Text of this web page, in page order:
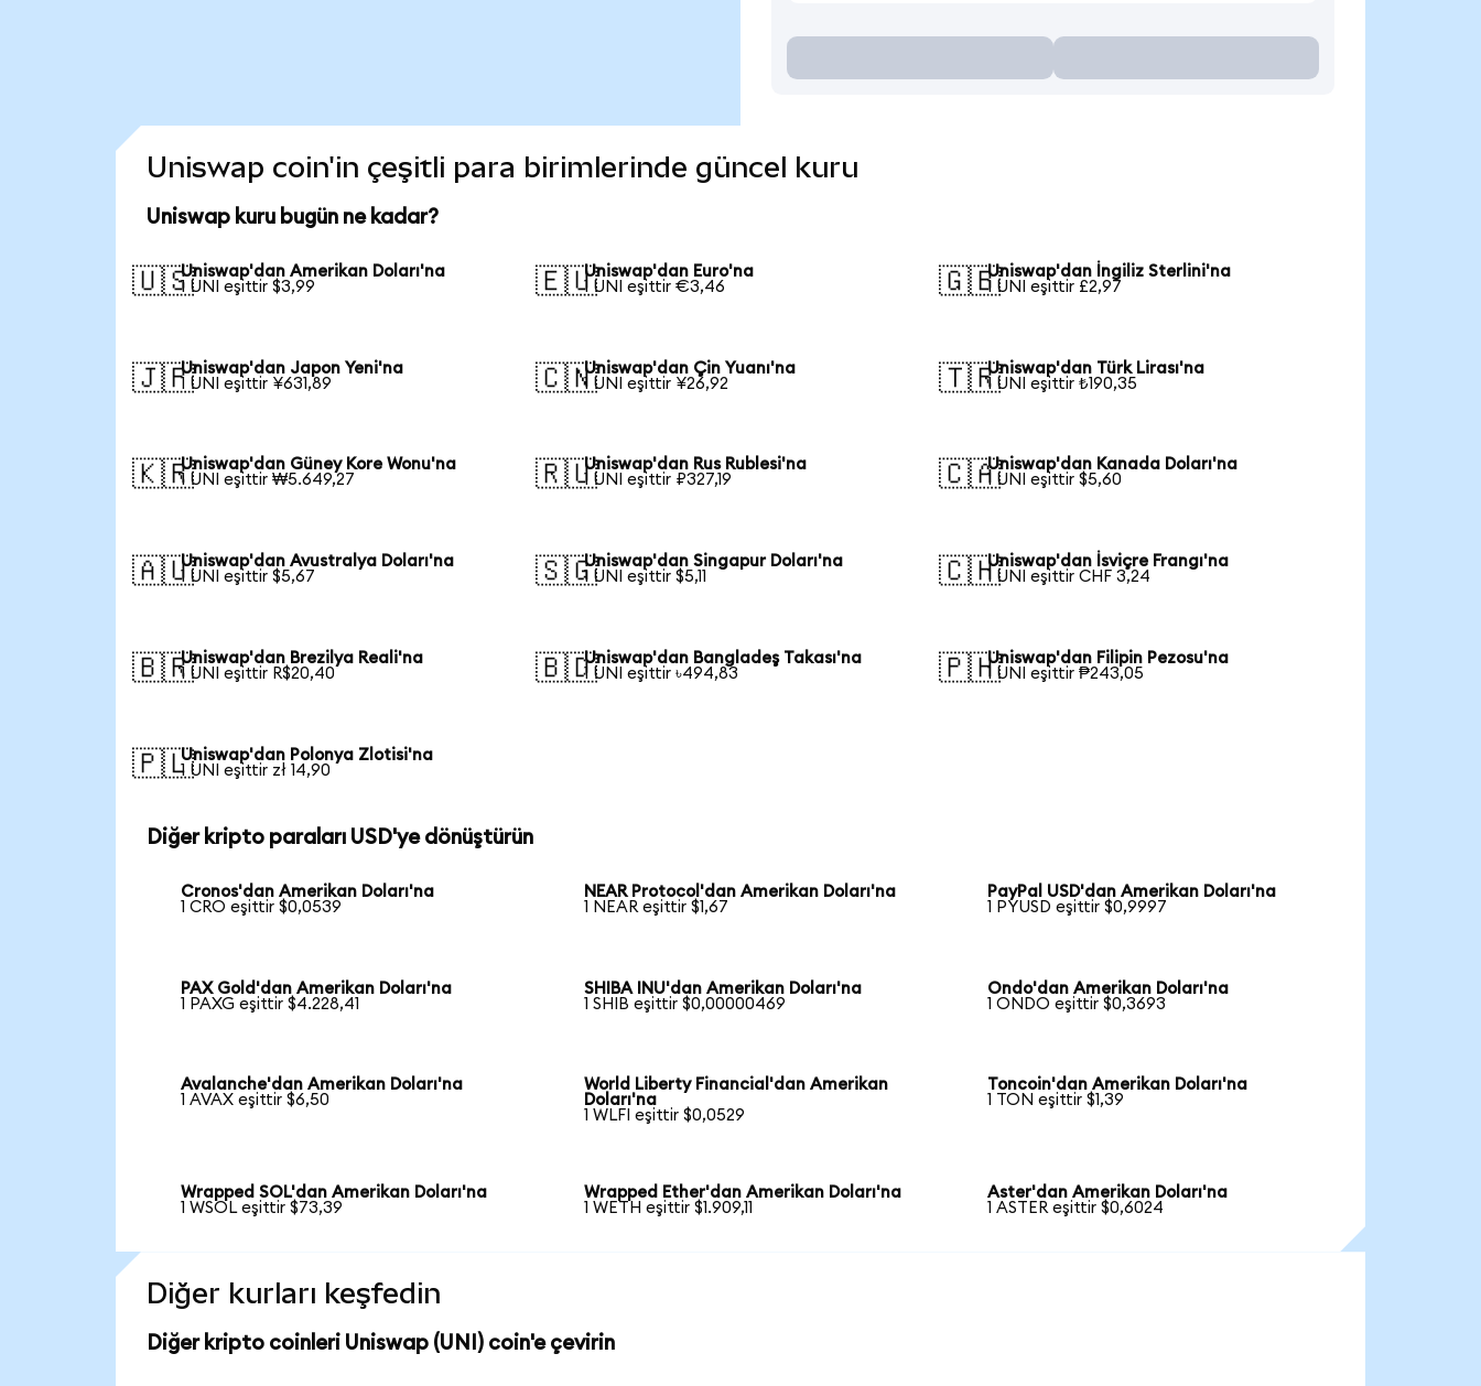
Uniswap coin'in çeşitli para birimlerinde güncel kuru
Uniswap kuru bugün ne kadar?
🇺🇸Uniswap'dan Amerikan Doları'na
1 UNI eşittir $3,99
🇪🇺Uniswap'dan Euro'na
1 UNI eşittir €3,46
🇬🇧Uniswap'dan İngiliz Sterlini'na
1 UNI eşittir £2,97
🇯🇵Uniswap'dan Japon Yeni'na
1 UNI eşittir ¥631,89
🇨🇳Uniswap'dan Çin Yuanı'na
1 UNI eşittir ¥26,92
🇹🇷Uniswap'dan Türk Lirası'na
1 UNI eşittir ₺190,35
🇰🇷Uniswap'dan Güney Kore Wonu'na
1 UNI eşittir ₩5.649,27
🇷🇺Uniswap'dan Rus Rublesi'na
1 UNI eşittir ₽327,19
🇨🇦Uniswap'dan Kanada Doları'na
1 UNI eşittir $5,60
🇦🇺Uniswap'dan Avustralya Doları'na
1 UNI eşittir $5,67
🇸🇬Uniswap'dan Singapur Doları'na
1 UNI eşittir $5,11
🇨🇭Uniswap'dan İsviçre Frangı'na
1 UNI eşittir CHF 3,24
🇧🇷Uniswap'dan Brezilya Reali'na
1 UNI eşittir R$20,40
🇧🇩Uniswap'dan Bangladeş Takası'na
1 UNI eşittir ৳494,83
🇵🇭Uniswap'dan Filipin Pezosu'na
1 UNI eşittir ₱243,05
🇵🇱Uniswap'dan Polonya Zlotisi'na
1 UNI eşittir zł 14,90
Diğer kripto paraları USD'ye dönüştürün
Cronos'dan Amerikan Doları'na
1 CRO eşittir $0,0539
NEAR Protocol'dan Amerikan Doları'na
1 NEAR eşittir $1,67
PayPal USD'dan Amerikan Doları'na
1 PYUSD eşittir $0,9997
PAX Gold'dan Amerikan Doları'na
1 PAXG eşittir $4.228,41
SHIBA INU'dan Amerikan Doları'na
1 SHIB eşittir $0,00000469
Ondo'dan Amerikan Doları'na
1 ONDO eşittir $0,3693
Avalanche'dan Amerikan Doları'na
1 AVAX eşittir $6,50
World Liberty Financial'dan Amerikan
Doları'na
1 WLFI eşittir $0,0529
Toncoin'dan Amerikan Doları'na
1 TON eşittir $1,39
Wrapped SOL'dan Amerikan Doları'na
1 WSOL eşittir $73,39
Wrapped Ether'dan Amerikan Doları'na
1 WETH eşittir $1.909,11
Aster'dan Amerikan Doları'na
1 ASTER eşittir $0,6024
Diğer kurları keşfedin
Diğer kripto coinleri Uniswap (UNI) coin'e çevirin